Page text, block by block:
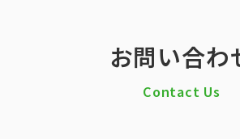
お問い合わ
Contact Us